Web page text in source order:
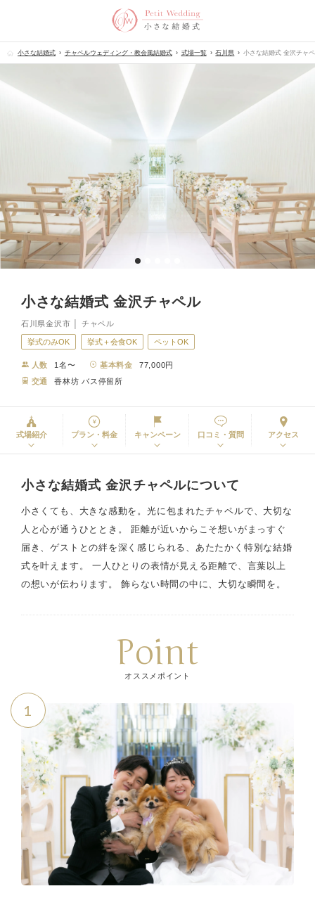
小さな結婚式 チャペルウェディング・教会風結婚式 式場一覧 石川県 小さな結婚式 金沢チャ
小さな結婚式 金沢チャペル
石川県金沢市 │ チャペル
挙式のみOK 挙式＋会食OK ペットOK
人数 1名〜 基本料金
77,000円
交通
香林坊 バス停留所
式場紹介 プラン・料金 キャンペーン 口コミ・質問 アクセス
小さな結婚式 金沢チャペルについて
小さくても、大きな感動を。光に包まれたチャペルで、大切な
人と心が通うひととき。 距離が近いからこそ想いがまっすぐ
届き、ゲストとの絆を深く感じられる、あたたかく特別な結婚
式を叶えます。 一人ひとりの表情が見える距離で、言葉以上
の想いが伝わります。 飾らない時間の中に、大切な瞬間を。
Point
オススメポイント
1